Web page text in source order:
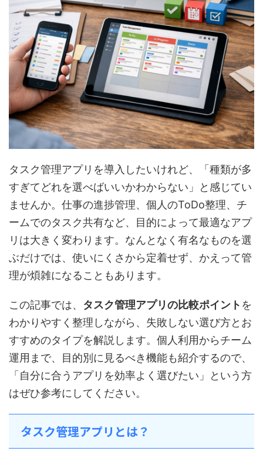
タスク管理アプリを導入したいけれど、「種類が多
すぎてどれを選べばいいかわからない」と感じてい
ませんか。仕事の進捗管理、個人のToDo整理、チ
ームでのタスク共有など、目的によって最適なアプ
リは大きく変わります。なんとなく有名なものを選
ぶだけでは、使いにくさから定着せず、かえって管
理が煩雑になることもあります。
この記事では、 タスク管理アプリの比較ポイント を
わかりやすく整理しながら、失敗しない選び方とお
すすめのタイプを解説します。個人利用からチーム
運用まで、目的別に見るべき機能も紹介するので、
「自分に合うアプリを効率よく選びたい」という方
はぜひ参考にしてください。
タスク管理アプリとは？